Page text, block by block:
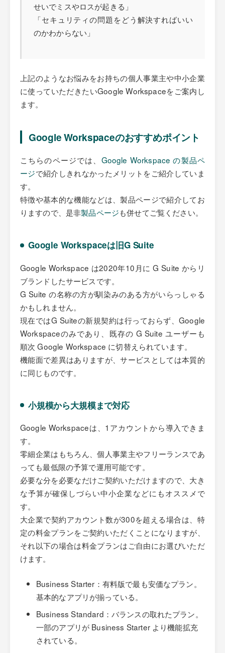
せいでミスやロスが起きる」
「セキュリティの問題をどう解決すればいい
のかわからない」
上記のようなお悩みをお持ちの個人事業主や中小企業
に使っていただきたいGoogle Workspaceをご案内し
ます。
Google Workspaceのおすすめポイント
こちらのページでは、 Google Workspace の製品ペ
ージで紹介しきれなかったメリットをご紹介していま
す。
特徴や基本的な機能などは、製品ページで紹介してお
りますので、是非製品ページも併せてご覧ください。
Google Workspaceは旧G Suite
Google Workspace は2020年10月に G Suite からリ
ブランドしたサービスです。
G Suite の名称の方が馴染みのある方がいらっしゃる
かもしれません。
現在ではG Suiteの新規契約は行っておらず、Google
Workspaceのみであり、既存の G Suite ユーザーも
順次 Google Workspace に切替えられています。
機能面で差異はありますが、サービスとしては本質的
に同じものです。
小規模から大規模まで対応
Google Workspaceは、1アカウントから導入できま
す。
零細企業はもちろん、個人事業主やフリーランスであ
っても最低限の予算で運用可能です。
必要な分を必要なだけご契約いただけますので、大き
な予算が確保しづらい中小企業などにもオススメで
す。
大企業で契約アカウント数が300を超える場合は、特
定の料金プランをご契約いただくことになりますが、
それ以下の場合は料金プランはご自由にお選びいただ
けます。
Business Starter：有料版で最も安価なプラン。
基本的なアプリが揃っている。
Business Standard：バランスの取れたプラン。
一部のアプリが Business Starter より機能拡充
されている。